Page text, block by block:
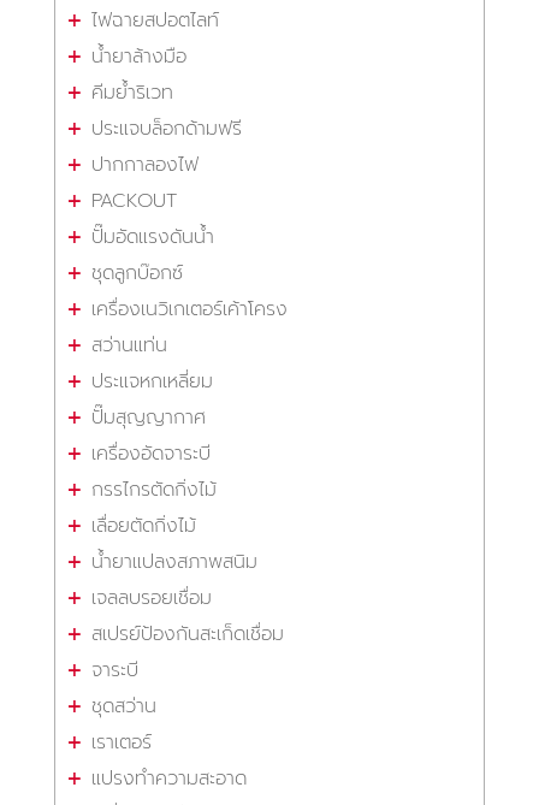
ไฟฉายสปอตไลท์
น้ำยาล้างมือ
คีมย้ำริเวท
ประแจบล็อกด้ามฟรี
ปากกาลองไฟ
PACKOUT
ปั๊มอัดแรงดันน้ำ
ชุดลูกบ๊อกซ์
เครื่องเนวิเกเตอร์เค้าโครง
สว่านแท่น
ประแจหกเหลี่ยม
ปั๊มสุญญากาศ
เครื่องอัดจาระบี
กรรไกรตัดกิ่งไม้
เลื่อยตัดกิ่งไม้
น้ำยาแปลงสภาพสนิม
เจลลบรอยเชื่อม
สเปรย์ป้องกันสะเก็ดเชื่อม
จาระบี
ชุดสว่าน
เราเตอร์
แปรงทำความสะอาด